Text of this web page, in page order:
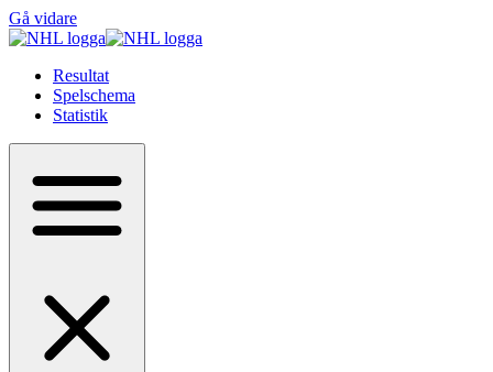
Gå vidare
Resultat
Spelschema
Statistik